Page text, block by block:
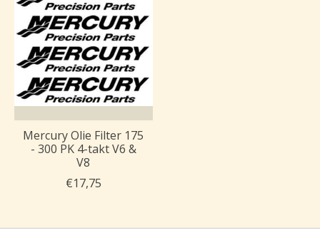
Mercury Olie Filter 175
- 300 PK 4-takt V6 &
V8
€17,75